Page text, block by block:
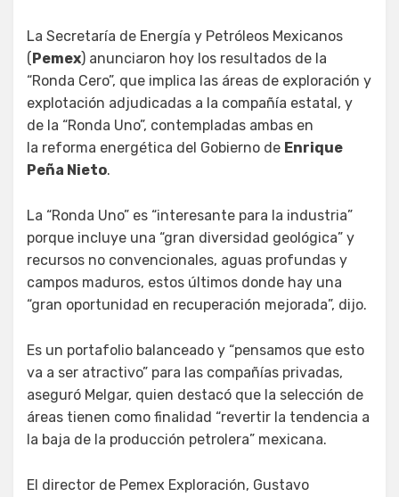
La Secretaría de Energía y Petróleos Mexicanos
(Pemex) anunciaron hoy los resultados de la
“Ronda Cero”, que implica las áreas de exploración y
explotación adjudicadas a la compañía estatal, y
de la “Ronda Uno”, contempladas ambas en
la reforma energética del Gobierno de Enrique
Peña Nieto.
La “Ronda Uno” es “interesante para la industria”
porque incluye una “gran diversidad geológica” y
recursos no convencionales, aguas profundas y
campos maduros, estos últimos donde hay una
“gran oportunidad en recuperación mejorada”, dijo.
Es un portafolio balanceado y “pensamos que esto
va a ser atractivo” para las compañías privadas,
aseguró Melgar, quien destacó que la selección de
áreas tienen como finalidad “revertir la tendencia a
la baja de la producción petrolera” mexicana.
El director de Pemex Exploración, Gustavo